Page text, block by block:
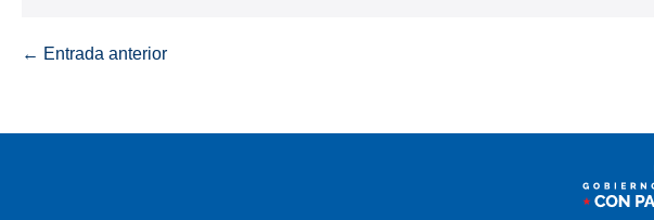
← Entrada anterior